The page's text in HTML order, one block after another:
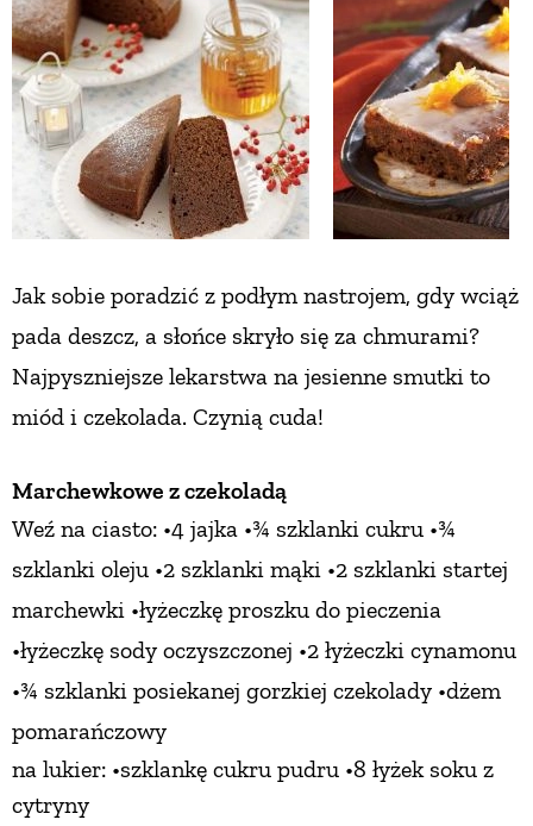
Jak sobie poradzić z podłym nastrojem, gdy wciąż
pada deszcz, a słońce skryło się za chmurami?
Najpyszniejsze lekarstwa na jesienne smutki to
miód i czekolada. Czynią cuda!
Marchewkowe z czekoladą
Weź na ciasto: •4 jajka •¾ szklanki cukru •¾
szklanki oleju •2 szklanki mąki •2 szklanki startej
marchewki •łyżeczkę proszku do pieczenia
•łyżeczkę sody oczyszczonej •2 łyżeczki cynamonu
•¾ szklanki posiekanej gorzkiej czekolady •dżem
pomarańczowy
na lukier: •szklankę cukru pudru •8 łyżek soku z
cytryny